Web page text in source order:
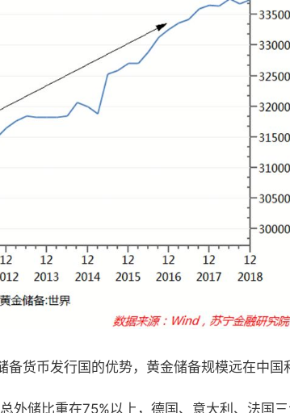
货币发行国的优势，黄金储备规模远在中国
外储比重在75%以上，德国、意大利、法国